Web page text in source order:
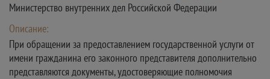
Министерство внутренних дел Российской Федерации
Описание:
При обращении за предоставлением государственной услуги от
имени гражданина его законного представителя дополнительно
представляются документы, удостоверяющие полномочия